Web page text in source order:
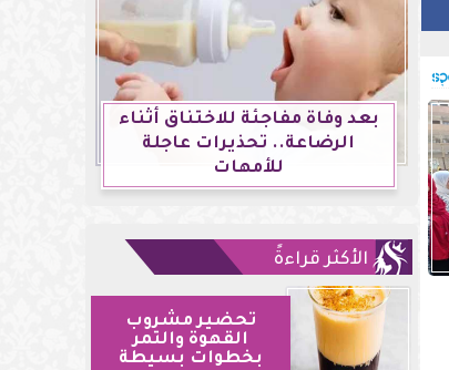
بعد وفاة مفاجئة للاختناق أثناء
الرضاعة.. تحذيرات عاجلة
للأمهات
الأكثر قراءةً
تحضير مشروب
القهوة والتمر
بخطوات بسيطة